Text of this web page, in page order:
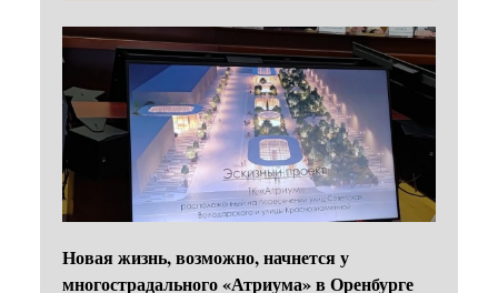
Новая жизнь, возможно, начнется у
многострадального «Атриума» в Оренбурге